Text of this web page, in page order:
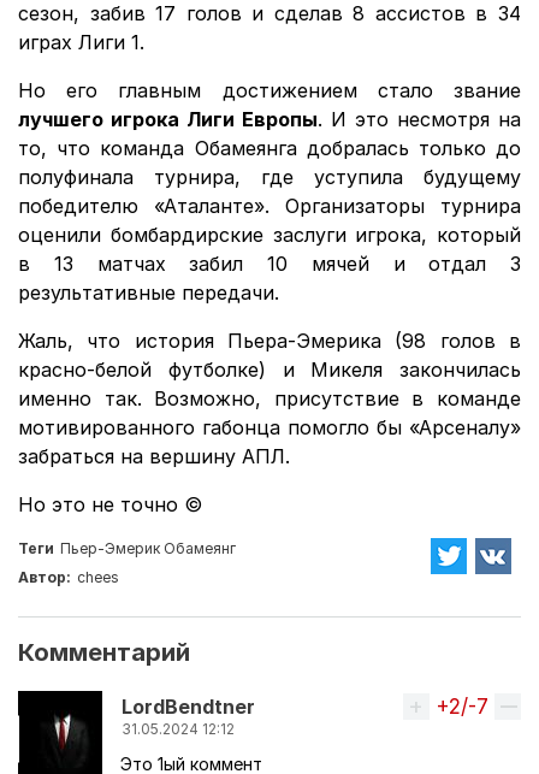
сезон, забив 17 голов и сделав 8 ассистов в 34
играх Лиги 1.
Но его главным достижением стало звание
лучшего игрока Лиги Европы. И это несмотря на
то, что команда Обамеянга добралась только до
полуфинала турнира, где уступила будущему
победителю «Аталанте». Организаторы турнира
оценили бомбардирские заслуги игрока, который
в 13 матчах забил 10 мячей и отдал 3
результативные передачи.
Жаль, что история Пьера-Эмерика (98 голов в
красно-белой футболке) и Микеля закончилась
именно так. Возможно, присутствие в команде
мотивированного габонца помогло бы «Арсеналу»
забраться на вершину АПЛ.
Но это не точно ©
Теги Пьер-Эмерик Обамеянг
Автор: chees
Комментарий
LordBendtner
31.05.2024 12:12
Вверх
+2/-7
Это 1ый коммент